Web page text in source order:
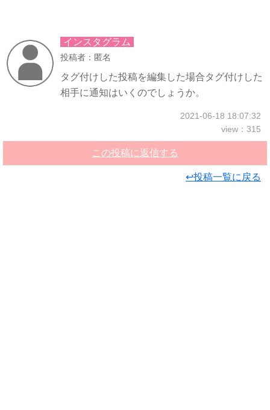
インスタグラム
投稿者：匿名
タグ付けした投稿を編集した場合タグ付けした
相手に通知はいくのでしょうか。
2021-06-18 18:07:32
view：315
この投稿に返信する
↩投稿一覧に戻る